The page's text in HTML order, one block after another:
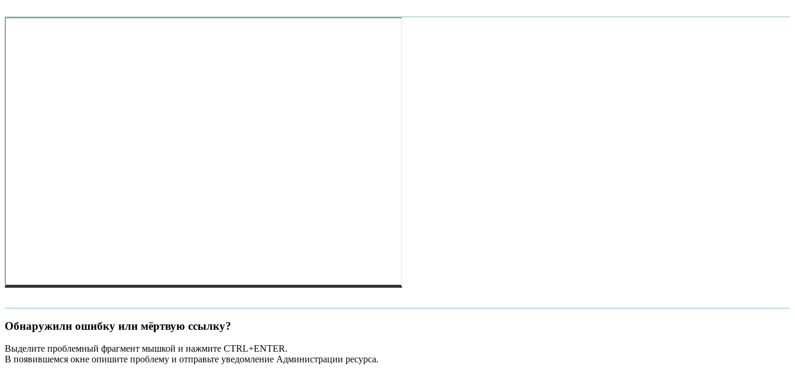
Обнаружили ошибку или мёртвую ссылку?
Выделите проблемный фрагмент мышкой и нажмите CTRL+ENTER.
В появившемся окне опишите проблему и отправьте уведомление Администрации ресурса.